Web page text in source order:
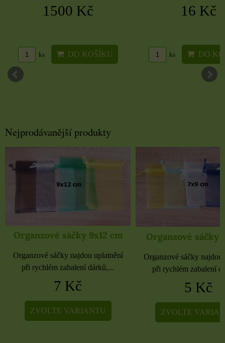
1500 Kč
ks DO KOŠÍKU
16 Kč
ks DO
Nejprodávanější produkty
Organzové sáčky 9x12 cm
Organzové sáčky najdou uplatnění
při rychlém zabalení dárků,...
7 Kč
ZVOLTE VARIANTU
Organzové sáčky
Organzové sáčky najdou
při rychlém zabalení
5 Kč
ZVOLTE